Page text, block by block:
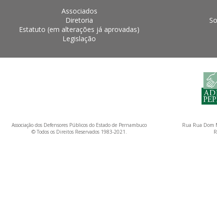
Associados
Diretoria
Estatuto (em alterações já aprovadas)
Legislação
Associação dos Defensores Públicos do Estado de Pernambuco
© Todos os Direitos Reservados 1983-2021.
Rua Rua Dom